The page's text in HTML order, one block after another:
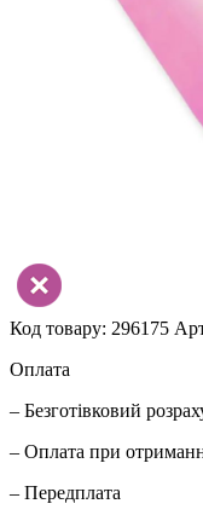
Код товару: 296175
Оплата
– Безготівковий
– Оплата при
– Передплата